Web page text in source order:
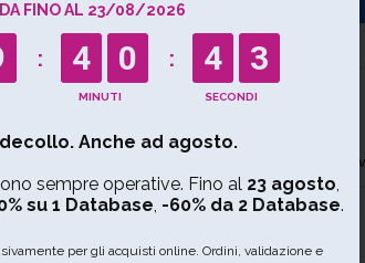
FINO AL 23/08/2026
4 0 4 2
Anche ad agosto.
sempre operative. Fino al 23 agosto,
su 1 Database, -60% da 2 Database.
per gli acquisti online. Ordini, validazione e